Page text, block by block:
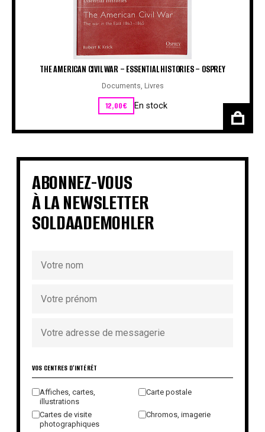
THE AMERICAN CIVIL WAR – ESSENTIAL HISTORIES – OSPREY
Documents, Livres
12,00€ En stock
ABONNEZ-VOUS
À LA NEWSLETTER
SOLDAADEMOHLER
VOS CENTRES D'INTÉRÊT
Affiches, cartes,
illustrations
Carte postale
Cartes de visite
photographiques
Chromos, imagerie